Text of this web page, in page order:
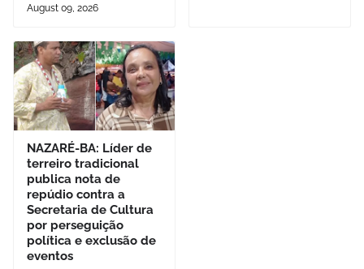
August 09, 2026
NAZARÉ-BA: Líder de
terreiro tradicional
publica nota de
repúdio contra a
Secretaria de Cultura
por perseguição
política e exclusão de
eventos